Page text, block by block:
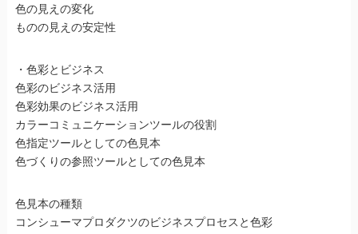
色の見えの変化
ものの見えの安定性
・色彩とビジネス
色彩のビジネス活用
色彩効果のビジネス活用
カラーコミュニケーションツールの役割
色指定ツールとしての色見本
色づくりの参照ツールとしての色見本
色見本の種類
コンシューマプロダクツのビジネスプロセスと色彩